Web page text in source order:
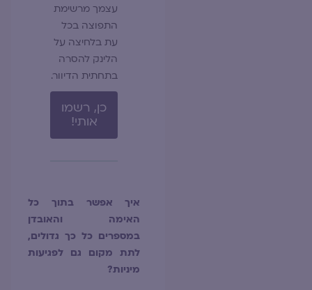
עצמך מרשימת
התפוצה בכל
עת בלחיצה על
הלינק להסרה
בתחתית הדיוור.
כן, רשמו
אותי!
איך אפשר
בתוך כל
האימה והאובדן
במספרים כל כך גדולים,
לתת מקום גם לפגיעות
מיניות?